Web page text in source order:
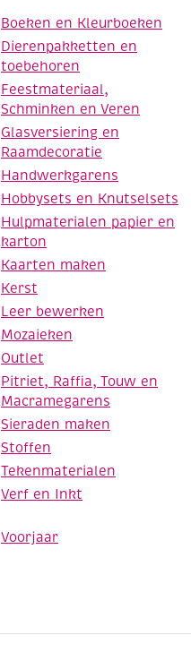
Boeken en Kleurboeken
Dierenpakketten en
toebehoren
Feestmateriaal,
Schminken en Veren
Glasversiering en
Raamdecoratie
Handwerkgarens
Hobbysets en Knutselsets
Hulpmaterialen papier en
karton
Kaarten maken
Kerst
Leer bewerken
Mozaieken
Outlet
Pitriet, Raffia, Touw en
Macramegarens
Sieraden maken
Stoffen
Tekenmaterialen
Verf en Inkt
Voorjaar